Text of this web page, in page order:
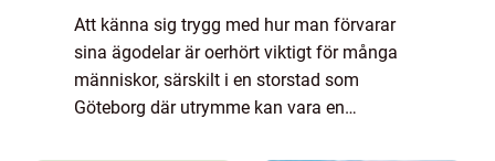
Att känna sig trygg med hur man förvarar
sina ägodelar är oerhört viktigt för många
människor, särskilt i en storstad som
Göteborg där utrymme kan vara en